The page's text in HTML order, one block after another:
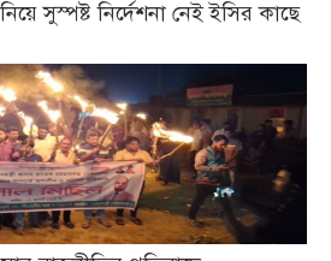
সুস্পষ্ট নির্দেশনা নেই ইসির কাছে